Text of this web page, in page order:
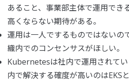
あること、事業部主体で運用でき
高くならない期待がある。
運用は一人でするものではないの
織内でのコンセンサスがほしい。
Kubernetesは社内で運用されて
内で解決する確度が高いのはEKS